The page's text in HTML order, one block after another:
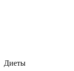
Диеты